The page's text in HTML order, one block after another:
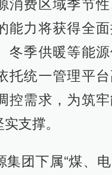
消费区域季节
能力将获得全面
冬季供暖等能
托统一管理平
控需求，为筑
支撑。
集团下属“煤、